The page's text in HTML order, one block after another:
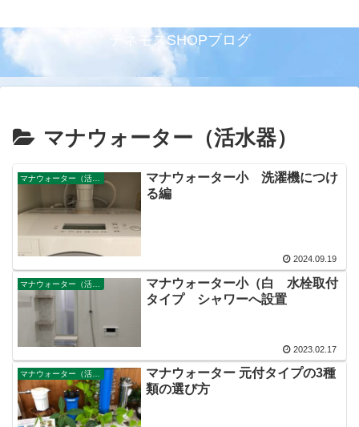
テネモスSHOPブログ
マナウォーター（活水器）
マナウォーター小 洗濯機につけ
る編
2024.09.19
マナウォーター小（白 水栓取付
タイプ シャワーへ設置
2023.02.17
マナウォーター（活水器）
マナウォーター 元付タイプの3種
類の選び方